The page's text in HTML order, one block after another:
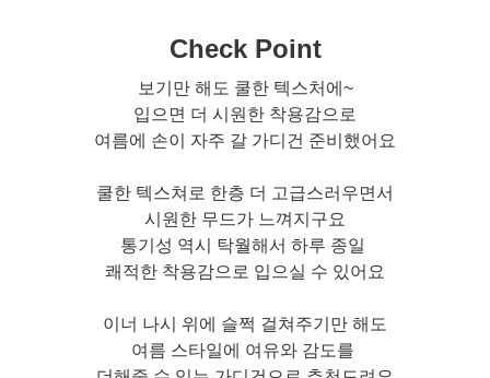
Check Point
보기만 해도 쿨한 텍스처에~
입으면 더 시원한 착용감으로
여름에 손이 자주 갈 가디건 준비했어요
쿨한 텍스쳐로 한층 더 고급스러우면서
시원한 무드가 느껴지구요
통기성 역시 탁월해서 하루 종일
쾌적한 착용감으로 입으실 수 있어요
이너 나시 위에 슬쩍 걸쳐주기만 해도
여름 스타일에 여유와 감도를